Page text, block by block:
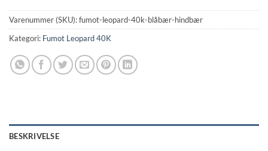
Varenummer (SKU):fumot-leopard-40k-blåbær-hindbær
Kategori: Fumot Leopard 40K
BESKRIVELSE